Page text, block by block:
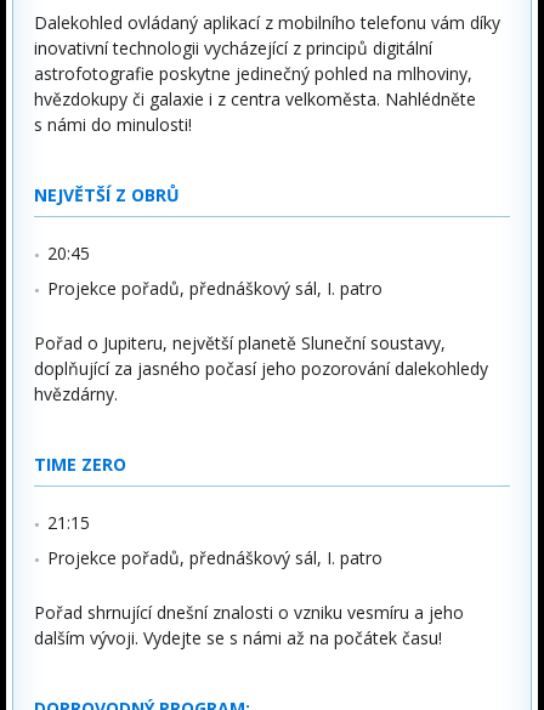
Dalekohled ovládaný aplikací z mobilního telefonu vám díky
inovativní technologii vycházející z principů digitální
astrofotografie poskytne jedinečný pohled na mlhoviny,
hvězdokupy či galaxie i z centra velkoměsta. Nahlédněte
s námi do minulosti!
NEJVĚTŠÍ Z OBRŮ
20:45
Projekce pořadů, přednáškový sál, I. patro
Pořad o Jupiteru, největší planetě Sluneční soustavy,
doplňující za jasného počasí jeho pozorování dalekohledy
hvězdárny.
TIME ZERO
21:15
Projekce pořadů, přednáškový sál, I. patro
Pořad shrnující dnešní znalosti o vzniku vesmíru a jeho
dalším vývoji. Vydejte se s námi až na počátek času!